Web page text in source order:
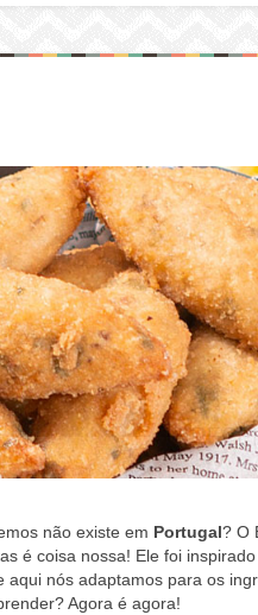
não existe em Portugal? O
é coisa nossa! Ele foi
nós adaptamos para os
Agora é agora!